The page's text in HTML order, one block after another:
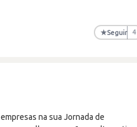
★Seguir 4
na sua Jornada de